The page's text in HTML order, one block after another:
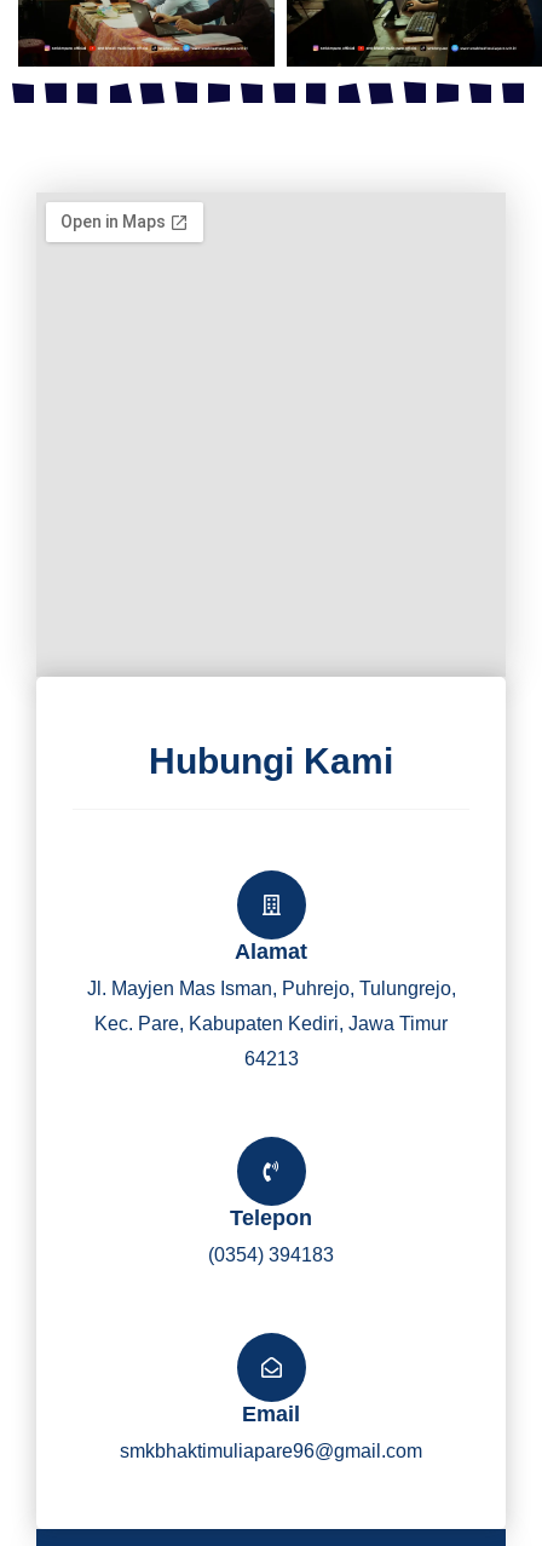
Y
I
Hubungi Kami
Alamat
Jl. Mayjen Mas Isman, Puhrejo, Tulungrejo,
Kec. Pare, Kabupaten Kediri, Jawa Timur
64213
Telepon
(0354) 394183
Email
smkbhaktimuliapare96@gmail.com